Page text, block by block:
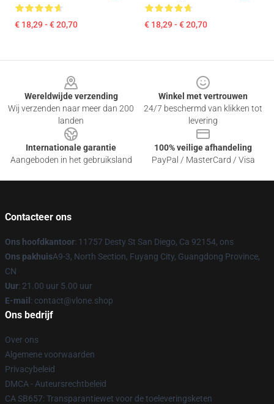
€ 18,29 - € 20,70 € 18,29 - € 20,70
Wereldwijde verzending
Wij verzenden naar meer dan 200
landen
Winkel met vertrouwen
24/7 beschermd van klikken tot
levering
Internationale garantie
Aangeboden in het gebruiksland
100% veilige afhandeling
PayPal / MasterCard / Visa
Contacteer ons
Ons hoofdkantoor: 11757 Desty St San Diego, Ca 92154, ons
Ons pakhuisA9-3, North Section, Fuyang City, Guangdong Province,
CN
Uur: 21.00 uur 5.00 uur
E-mail : contact@vlone.shop
Ons bedrijf
Over ons
Algemene voorwaarden
Privacybeleid
DMCA - Auteursrechtbeleid
CA SB657: Transparantiewet voor de toeleveringsketen